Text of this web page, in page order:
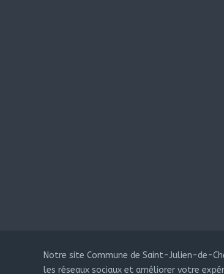
Notre site Commune de Saint-Julien-de-
les réseaux sociaux et améliorer votre